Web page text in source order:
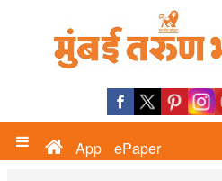
App ePaper